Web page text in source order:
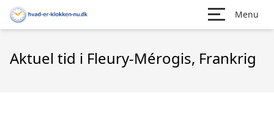
Menu
Aktuel tid i Fleury-Mérogis, Frankrig